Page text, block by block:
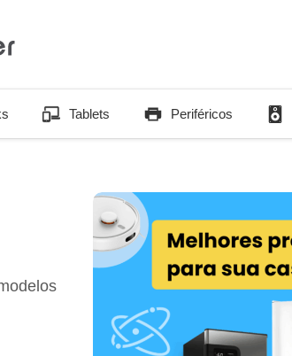
Tablets Periféricos